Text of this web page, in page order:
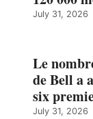
July 31, 2026
Le
de Bell a
six
July 31, 2026